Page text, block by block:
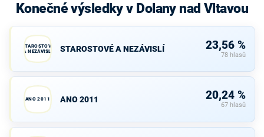
Konečné výsledky v Dolany nad Vltavou
STAROSTOVÉ
A NEZÁVISLÍ
STAROSTOVÉ A NEZÁVISLÍ 23,56 %
78 hlasů
ANO 2011 ANO 2011 20,24 %
67 hlasů